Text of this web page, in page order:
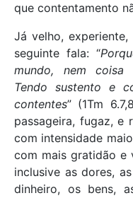
que contentamento
Já velho,
seguinte fala: “
mundo, nem coisa
Tendo sustento e
contentes” (1Tm
passageira, fugaz, e
com intensidade
com mais gratidão e
inclusive as dores,
dinheiro, os bens,